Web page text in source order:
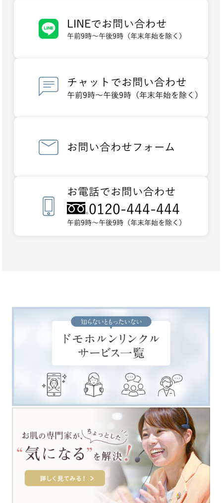
LINEでお問い合わせ
午前9時～午後9時（年末年始を除く）
チャットでお問い合わせ
午前9時～午後9時（年末年始を除く）
お問い合わせフォーム
お電話でお問い合わせ
0120-444-444
午前9時～午後9時（年末年始を除く）